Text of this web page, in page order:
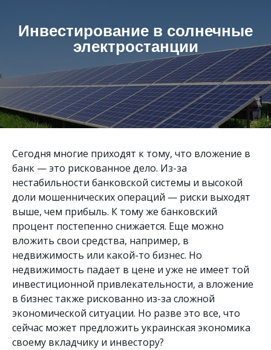
Инвестирование в солнечные
электростанции
Сегодня многие приходят к тому, что вложение в
банк — это рискованное дело. Из-за
нестабильности банковской системы и высокой
доли мошеннических операций — риски выходят
выше, чем прибыль. К тому же банковский
процент постепенно снижается. Еще можно
вложить свои средства, например, в
недвижимость или какой-то бизнес. Но
недвижимость падает в цене и уже не имеет той
инвестиционной привлекательности, а вложение
в бизнес также рискованно из-за сложной
экономической ситуации. Но разве это все, что
сейчас может предложить украинская экономика
своему вкладчику и инвестору?